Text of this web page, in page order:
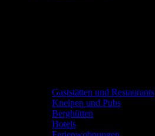
Gaststätten und Restaurants
Kneipen und Pubs
Berghütten
Hotels